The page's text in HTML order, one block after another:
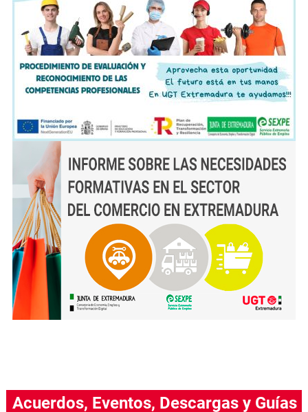
Acuerdos, Eventos, Descargas y Guías